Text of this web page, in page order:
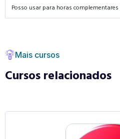
Posso usar para horas complementares
Mais cursos
Cursos relacionados